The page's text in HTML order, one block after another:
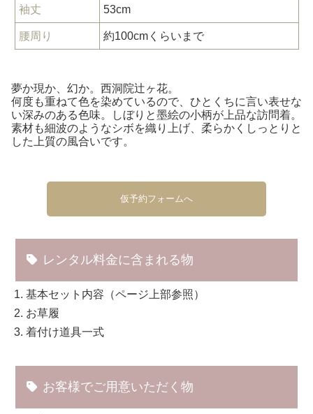
袖丈 53cm
腰周り 約100cmくらいまで
夢か現か、幻か。西洞院辻ヶ花。
何度も重ねて色を染めているので、ひとくちに言い表せな
い深みのある色味。しぼりと墨絵の小柄が上品な訪問着。
素材も細波のようなシボを織り上げ、柔らかくしっとりと
した上質の風合いです。
仮予約フォームへ
レンタル料金に含まれる物
基本セット内容（ページ上部参照）
お草履
着付け道具一式
お客様でご用意いただく物